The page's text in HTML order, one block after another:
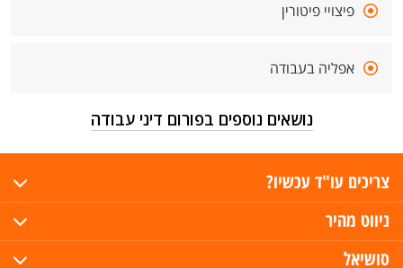
פיצויי פיטורין
אפליה בעבודה
נושאים נוספים בפורום דיני עבודה
צריכים עו"ד עכשיו?
ניווט מהיר
סושיאל